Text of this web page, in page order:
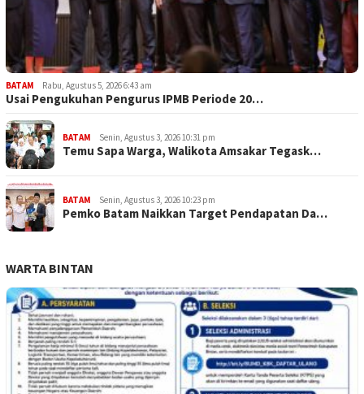
BATAM Rabu, Agustus 5, 2026 6:43 am
Usai Pengukuhan Pengurus IPMB Periode 20…
BATAM Senin, Agustus 3, 2026 10:31 pm
Temu Sapa Warga, Walikota Amsakar Tegask…
BATAM Senin, Agustus 3, 2026 10:23 pm
Pemko Batam Naikkan Target Pendapatan Da…
WARTA BINTAN